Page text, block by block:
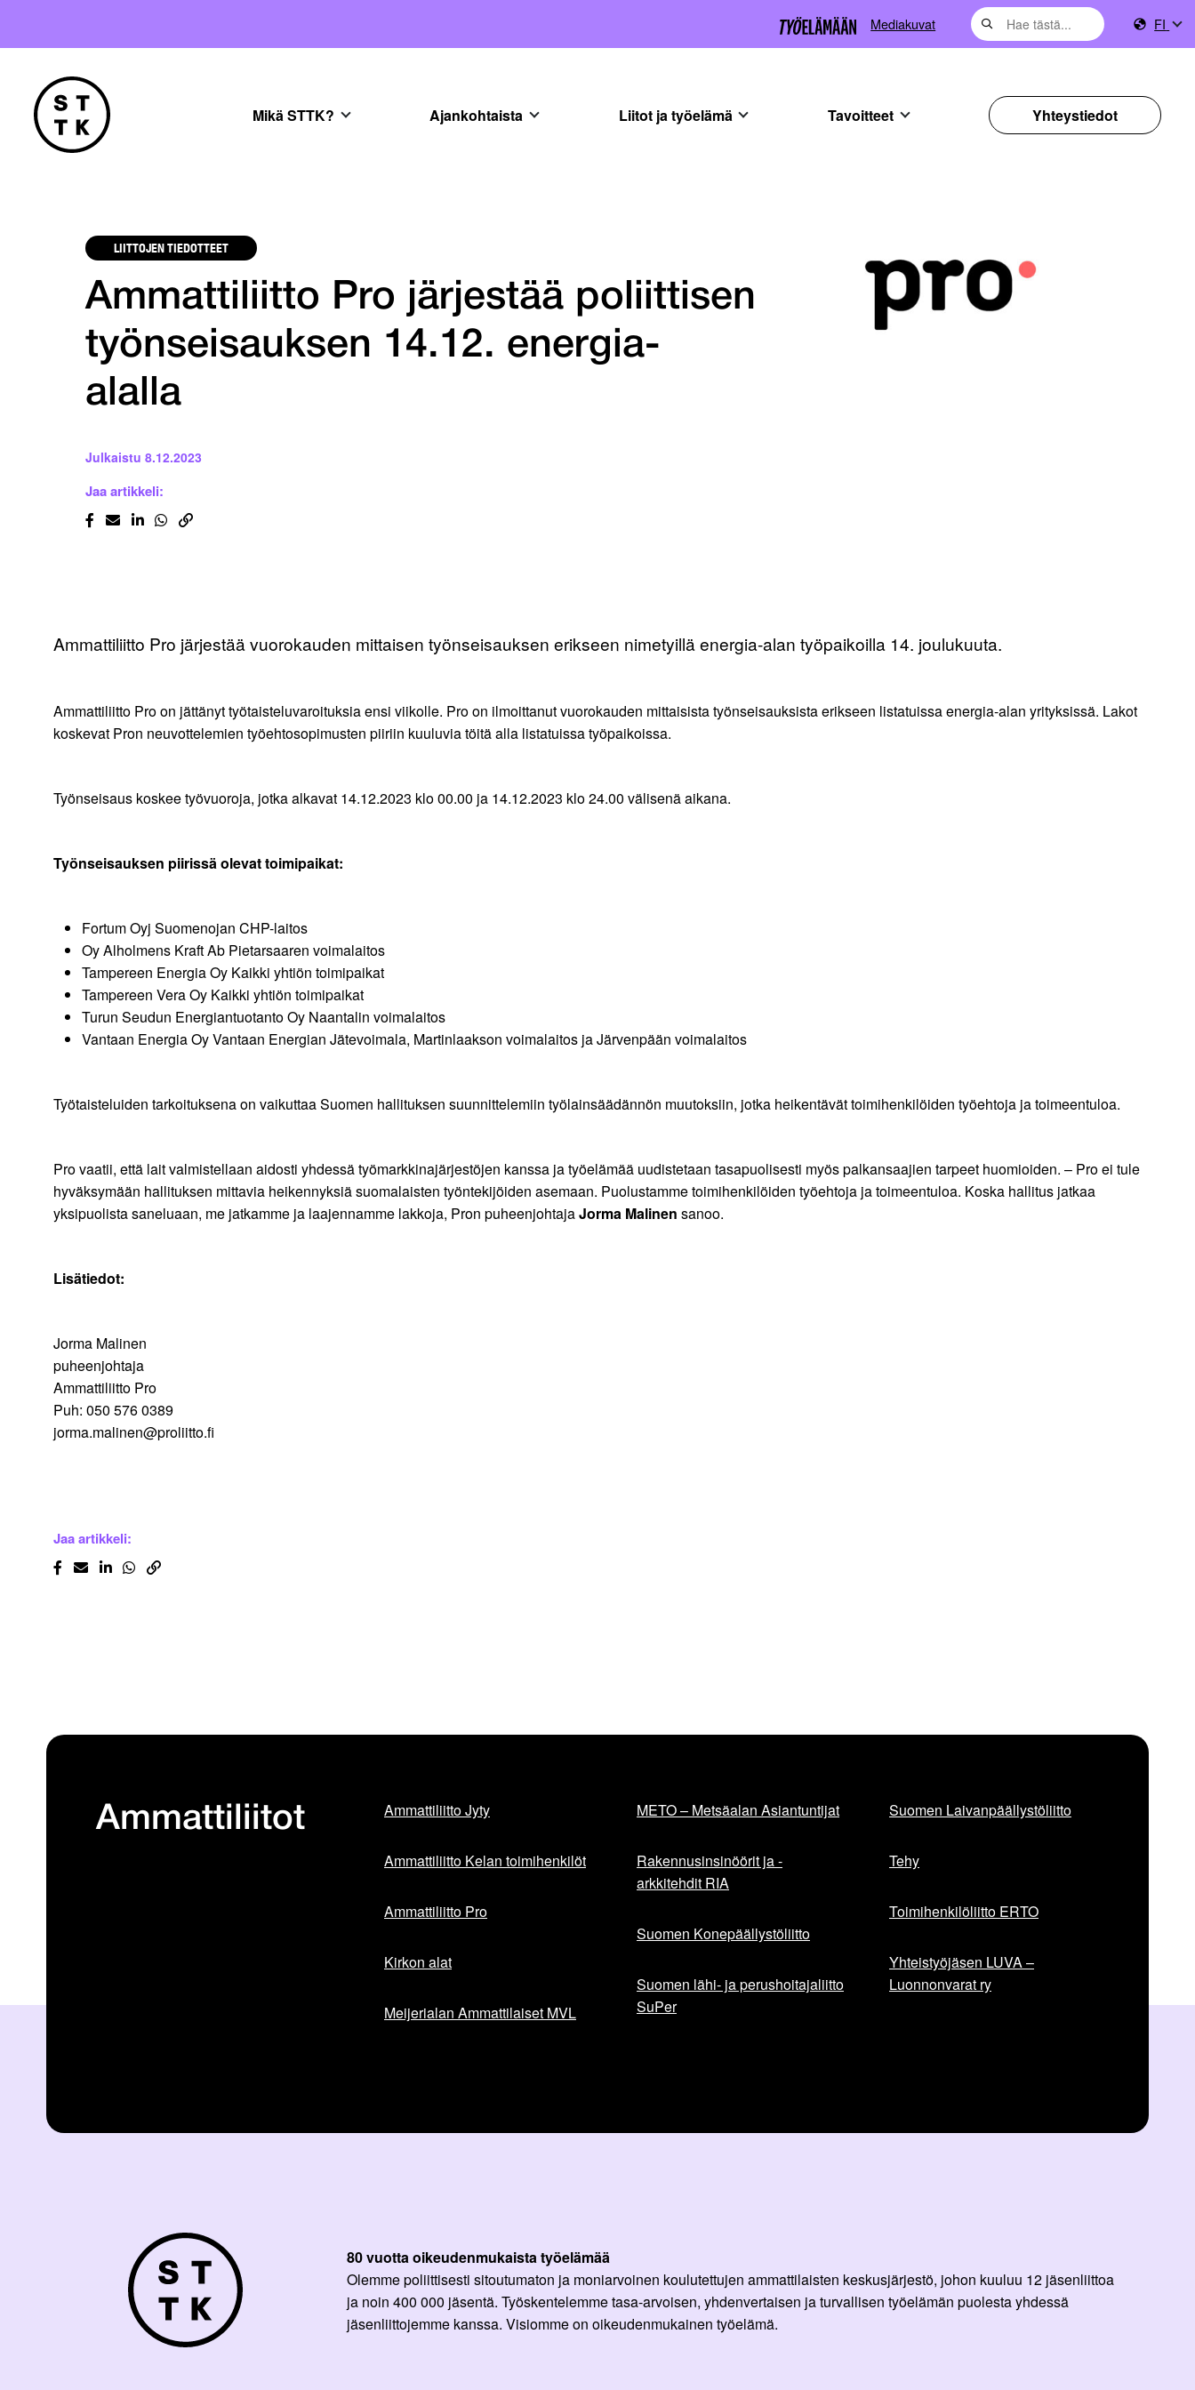
Mediakuvat FI
Mikä STTK? Ajankohtaista Liitot ja työelämä Tavoitteet Yhteystiedot
LIITTOJEN TIEDOTTEET
Ammattiliitto Pro järjestää poliittisen
työnseisauksen 14.12. energia-
alalla
Julkaistu 8.12.2023
Jaa artikkeli:
Ammattiliitto Pro järjestää vuorokauden mittaisen työnseisauksen erikseen nimetyillä energia-alan työpaikoilla 14. joulukuuta.
Ammattiliitto Pro on jättänyt työtaisteluvaroituksia ensi viikolle. Pro on ilmoittanut vuorokauden mittaisista työnseisauksista erikseen listatuissa energia-alan yrityksissä. Lakot
koskevat Pron neuvottelemien työehtosopimusten piiriin kuuluvia töitä alla listatuissa työpaikoissa.
Työnseisaus koskee työvuoroja, jotka alkavat 14.12.2023 klo 00.00 ja 14.12.2023 klo 24.00 välisenä aikana.
Työnseisauksen piirissä olevat toimipaikat:
Fortum Oyj Suomenojan CHP-laitos
Oy Alholmens Kraft Ab Pietarsaaren voimalaitos
Tampereen Energia Oy Kaikki yhtiön toimipaikat
Tampereen Vera Oy Kaikki yhtiön toimipaikat
Turun Seudun Energiantuotanto Oy Naantalin voimalaitos
Vantaan Energia Oy Vantaan Energian Jätevoimala, Martinlaakson voimalaitos ja Järvenpään voimalaitos
Työtaisteluiden tarkoituksena on vaikuttaa Suomen hallituksen suunnittelemiin työlainsäädännön muutoksiin, jotka heikentävät toimihenkilöiden työehtoja ja toimeentuloa.
Pro vaatii, että lait valmistellaan aidosti yhdessä työmarkkinajärjestöjen kanssa ja työelämää uudistetaan tasapuolisesti myös palkansaajien tarpeet huomioiden. – Pro ei tule
hyväksymään hallituksen mittavia heikennyksiä suomalaisten työntekijöiden asemaan. Puolustamme toimihenkilöiden työehtoja ja toimeentuloa. Koska hallitus jatkaa
yksipuolista saneluaan, me jatkamme ja laajennamme lakkoja, Pron puheenjohtajaJorma Malinen sanoo.
Lisätiedot:
Jorma Malinen
puheenjohtaja
Ammattiliitto Pro
Puh: 050 576 0389
jorma.malinen@proliitto.fi
Jaa artikkeli:
Ammattiliitot Ammattiliitto Jyty
Ammattiliitto Kelan toimihenkilöt
Ammattiliitto Pro
Kirkon alat
Meijerialan Ammattilaiset MVL
METO – Metsäalan Asiantuntijat
Rakennusinsinöörit ja -
arkkitehdit RIA
Suomen Konepäällystöliitto
Suomen lähi- ja perushoitajaliitto
SuPer
Suomen Laivanpäällystöliitto
Tehy
Toimihenkilöliitto ERTO
Yhteistyöjäsen LUVA –
Luonnonvarat ry
80 vuotta oikeudenmukaista työelämää
Olemme poliittisesti sitoutumaton ja moniarvoinen koulutettujen ammattilaisten keskusjärjestö, johon kuuluu 12 jäsenliittoa
ja noin 400 000 jäsentä. Työskentelemme tasa-arvoisen, yhdenvertaisen ja turvallisen työelämän puolesta yhdessä
jäsenliittojemme kanssa. Visiomme on oikeudenmukainen työelämä.